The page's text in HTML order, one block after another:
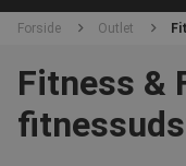
Forside Outlet
Fitness &